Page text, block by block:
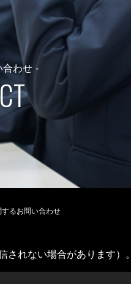
合わせ
するお問い合わせ
れない場合があります）。